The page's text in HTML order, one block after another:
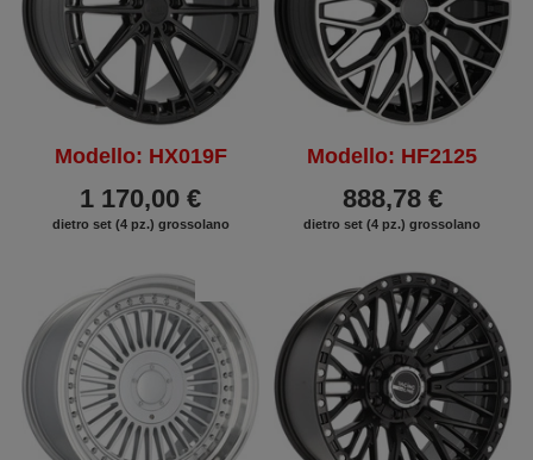
Modello: HX019F
1 170,00 €
dietro set (4 pz.) grossolano
Modello: HF2125
888,78 €
dietro set (4 pz.) grossolano